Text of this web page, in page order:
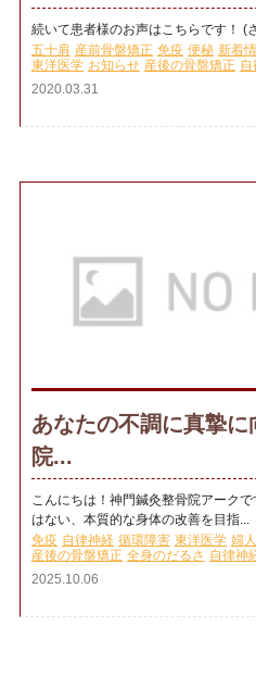
続いて患者様のお声はこちらです！ (
五十肩 産前骨盤矯正 免疫 便秘 新着
東洋医学 お知らせ 産後の骨盤矯正 自
2020.03.31
あなたの不調に真摯
院...
こんにちは！神門鍼灸整骨院アーク
はない、本質的な身体の改善を目指...
免疫 自律神経 循環障害 東洋医学 婦
産後の骨盤矯正 全身のだるさ 自律神
2025.10.06